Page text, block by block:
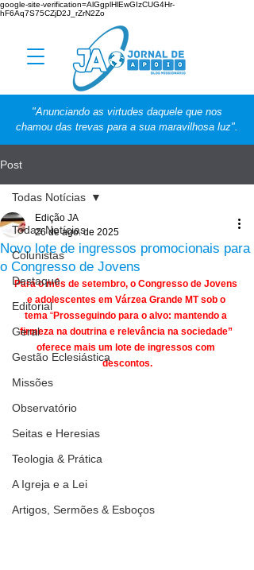
google-site-verification=AlGgplHlEwGIzCUG4Hr-
hF6Aq7S75CZjD2J_rZrN2Zo
"Anunciando as virtudes daquele que nos
chamou das trevas para a sua maravilhosa luz".
Post
Todas Notícias
Colunistas
Destaque
Editorial
Geral
Gestão Eclesiástica
Missões
Observatório
Seitas e Heresias
Teologia & Prática
A Igreja e a Lei
Artigos, Sermões & Esboços
Todas Notícias
Novo lote de ingressos promocionais para
o Congresso de Jovens
Edição JA
26 de ago. de 2025
Para o mês de setembro, o Congresso de Jovens
e adolescentes em Várzea Grande MT sob o
tema “Prosseguindo para o alvo: mantendo a
firmeza na doutrina e relevância na sociedade”
oferece mais um lote de ingressos com
descontos.